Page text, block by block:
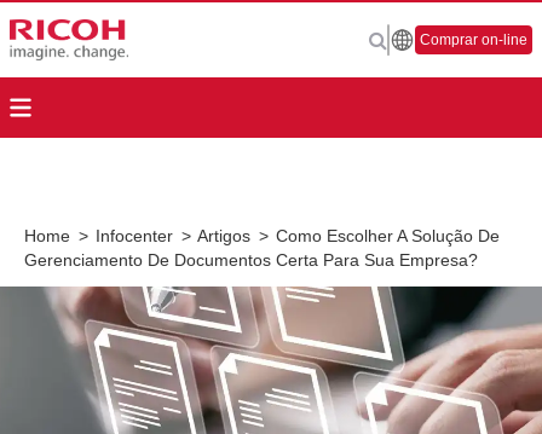
Comprar on-line
Home > Infocenter > Artigos > Como Escolher A Solução De
Gerenciamento De Documentos Certa Para Sua Empresa?